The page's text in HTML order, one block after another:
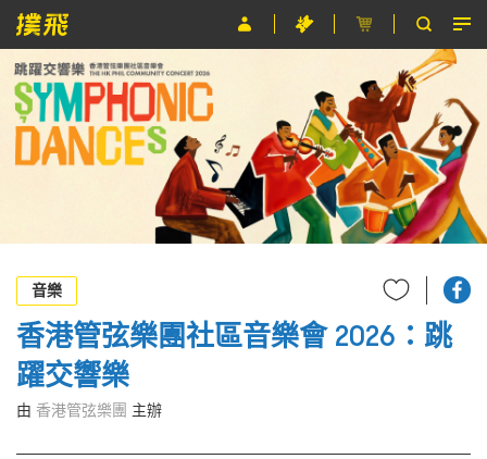
節目
主辦單位
EN
音樂
香港管弦樂團社區音樂會 2026：跳
躍交響樂
由 香港管弦樂團 主辦